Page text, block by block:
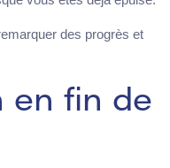
des progrès et
en fin de